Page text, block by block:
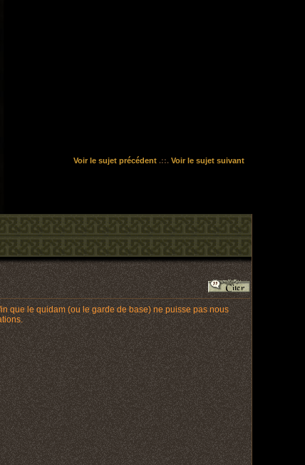
Voir le sujet précédent.::. Voir le sujet suivant
que le quidam (ou le garde de base) ne puisse pas nous